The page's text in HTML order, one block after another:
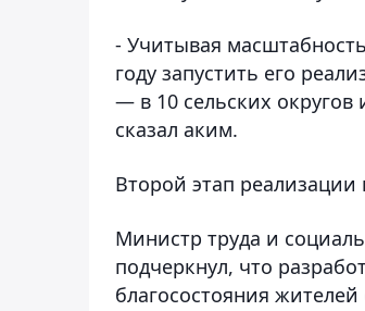
- Учитывая
году запустить его
— в 10 сельских округов
сказал аким.
Второй этап реализации
Министр труда и
подчеркнул, что
благосостояния